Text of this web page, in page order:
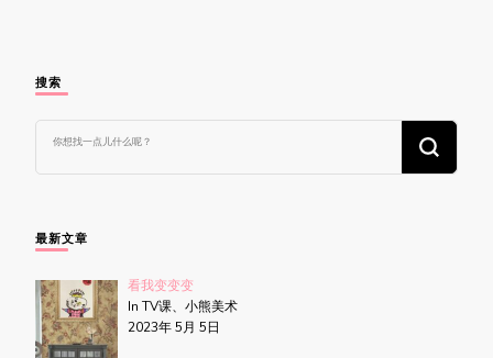
搜索
么
吗?
最新文章
看我变变变
In TV课、小熊美术
2023年 5月 5日